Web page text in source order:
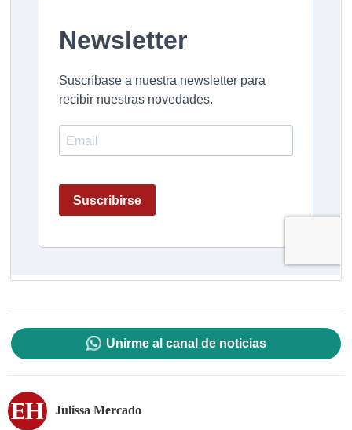
Unirme al canal de noticias
Julissa Mercado